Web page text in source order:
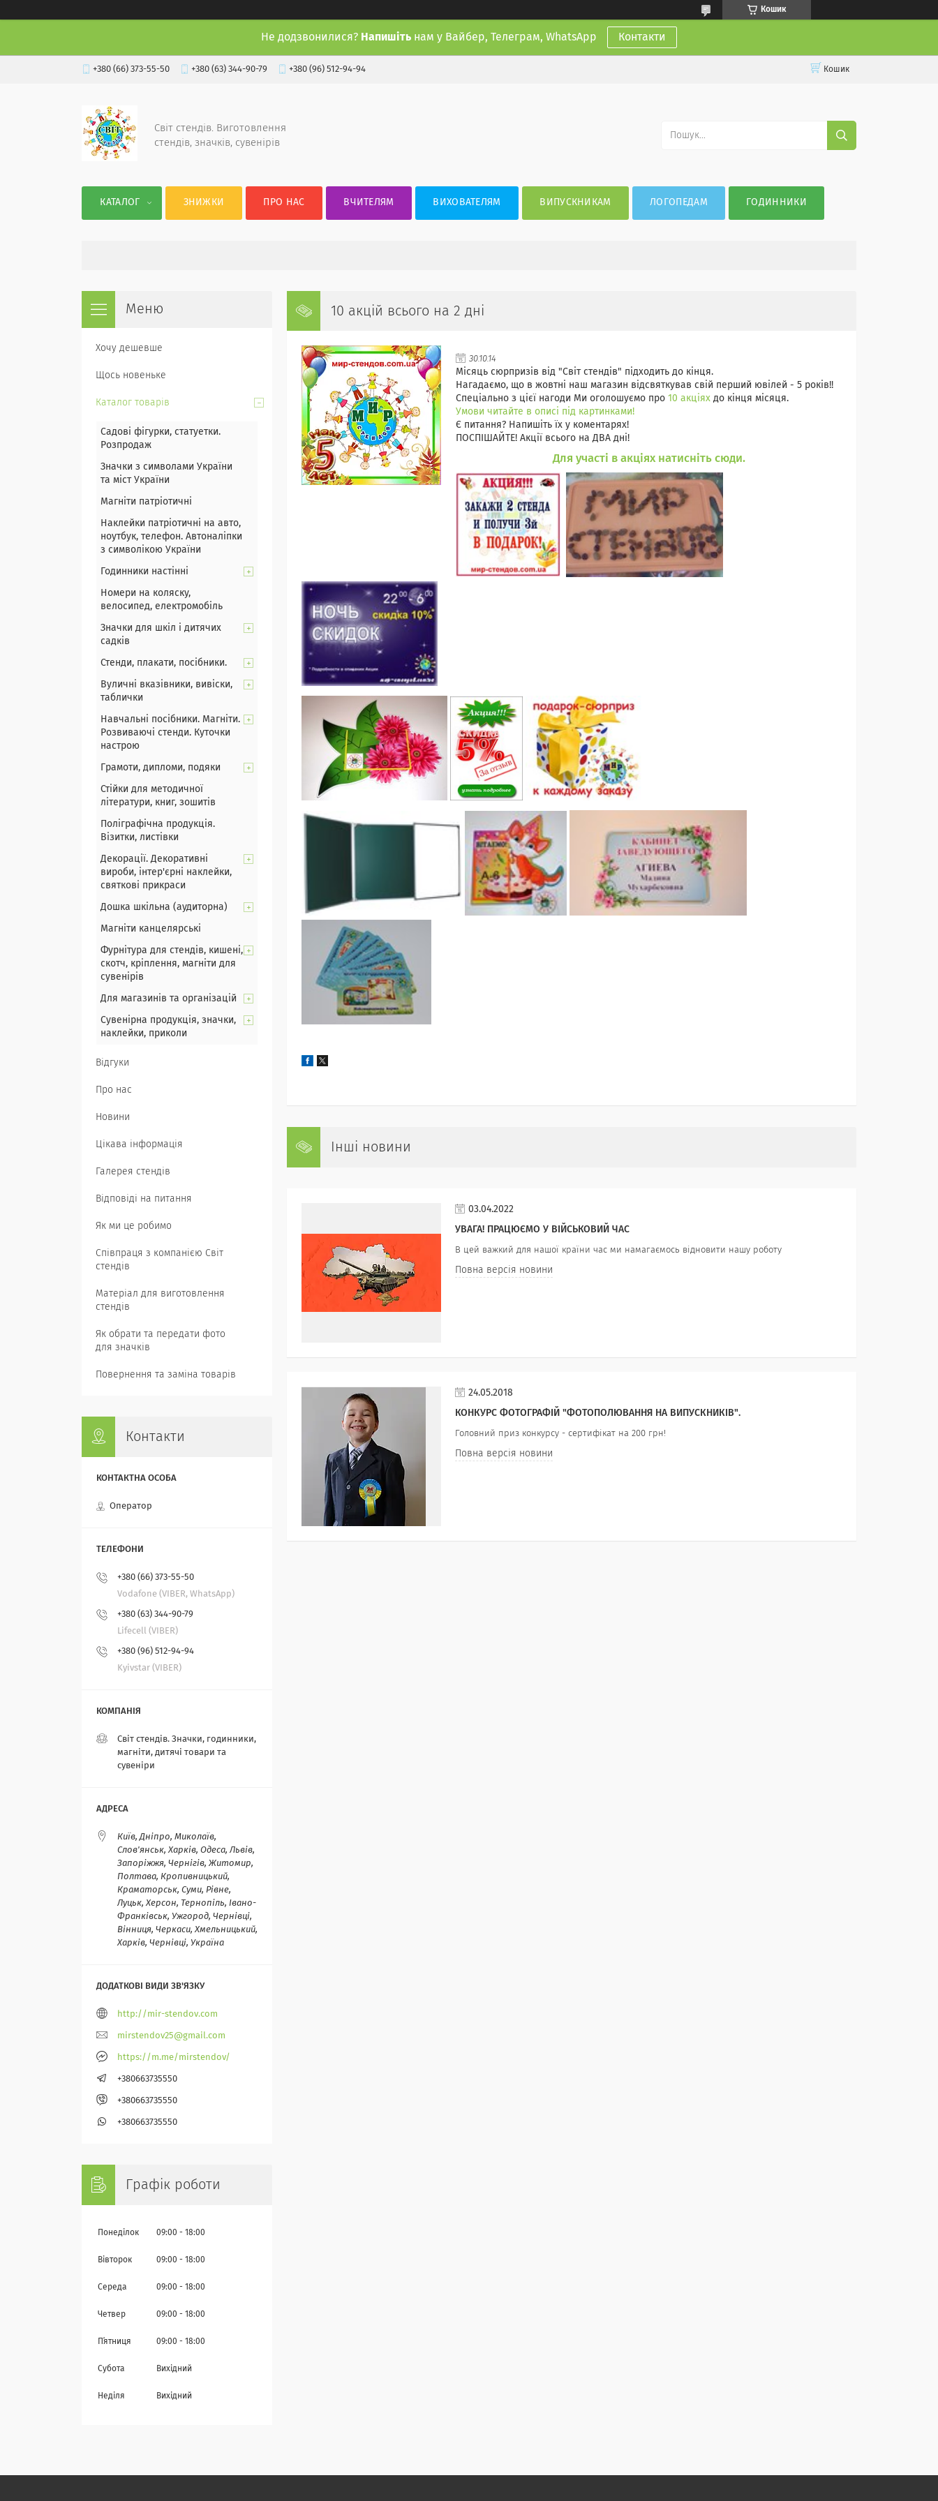
Кошик
Не додзвонилися? Напишіть нам у Вайбер, Телеграм, WhatsApp Контакти
+380 (66) 373-55-50 +380 (63) 344-90-79 +380 (96) 512-94-94 Кошик
Світ стендів. Виготовлення
стендів, значків, сувенірів
КАТАЛОГ ЗНИЖКИ ПРО НАС ВЧИТЕЛЯМ ВИХОВАТЕЛЯМ ВИПУСКНИКАМ ЛОГОПЕДАМ ГОДИННИКИ
10 акцій всього на 2 дні
30.10.14
Місяць сюрпризів від "Світ стендів" підходить до кінця.
Нагадаємо, що в жовтні наш магазин відсвяткував свій перший ювілей - 5 років!!
Спеціально з цієї нагоди Ми оголошуємо про 10 акціях до кінця місяця.
Умови читайте в описі під картинками!
Є питання? Напишіть їх у коментарях!
ПОСПІШАЙТЕ! Акції всього на ДВА дні!
Для участі в акціях натисніть сюди.
Інші новини
03.04.2022
УВАГА! ПРАЦЮЄМО У ВІЙСЬКОВИЙ ЧАС
В цей важкий для нашої країни час ми намагаємось відновити нашу роботу
Повна версія новини
24.05.2018
КОНКУРС ФОТОГРАФІЙ "ФОТОПОЛЮВАННЯ НА ВИПУСКНИКІВ".
Головний приз конкурсу - сертифікат на 200 грн!
Повна версія новини
Хочу дешевше
Щось новеньке
Каталог товарів
Садові фігурки, статуетки.
Розпродаж
Значки з символами України
та міст України
Магніти патріотичні
Наклейки патріотичні на авто,
ноутбук, телефон. Автоналіпки
з символікою України
Годинники настінні
Номери на коляску,
велосипед, електромобіль
Значки для шкіл і дитячих
садків
Стенди, плакати, посібники.
Вуличні вказівники, вивіски,
таблички
Навчальні посібники. Магніти.
Розвиваючі стенди. Куточки
настрою
Грамоти, дипломи, подяки
Стійки для методичної
літератури, книг, зошитів
Поліграфічна продукція.
Візитки, листівки
Декорації. Декоративні
вироби, інтер'єрні наклейки,
святкові прикраси
Дошка шкільна (аудиторна)
Магніти канцелярські
Фурнітура для стендів, кишені,
скотч, кріплення, магніти для
сувенірів
Для магазинів та організацій
Сувенірна продукція, значки,
наклейки, приколи
Відгуки
Про нас
Новини
Цікава інформація
Галерея стендів
Відповіді на питання
Як ми це робимо
Співпраця з компанією Світ
стендів
Матеріал для виготовлення
стендів
Як обрати та передати фото
для значків
Повернення та заміна товарів
Контакти
Оператор
+380 (66) 373-55-50
Vodafone (VIBER, WhatsApp)
+380 (63) 344-90-79
Lifecell (VIBER)
+380 (96) 512-94-94
Kyivstar (VIBER)
Світ стендів. Значки, годинники,
магніти, дитячі товари та
сувеніри
Київ, Дніпро, Миколаїв,
Слов'янськ, Харків, Одеса, Львів,
Запоріжжя, Чернігів, Житомир,
Полтава, Кропивницький,
Краматорськ, Суми, Рівне,
Луцьк, Херсон, Тернопіль, Івано-
Франківськ, Ужгород, Чернівці,
Вінниця, Черкаси, Хмельницький,
Харків, Чернівці, Україна
http://mir-stendov.com
mirstendov25@gmail.com
https://m.me/mirstendov/
+380663735550
+380663735550
+380663735550
Графік роботи
Понеділок 09:00 18:00
Вівторок 09:00 18:00
Середа 09:00 18:00
Четвер 09:00 18:00
Пʼятниця 09:00 18:00
Субота Вихідний
Неділя Вихідний